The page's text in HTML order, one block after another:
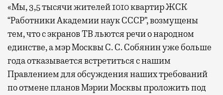
«Мы, 3,5 тысячи жителей 1010 квартир ЖСК
“Работники Академии наук СССР”, возмущены
тем, что с экранов ТВ льются речи о народном
единстве, а мэр Москвы С. С. Собянин уже больше
года отказывается встретиться с нашим
Правлением для обсуждения наших требований
по отмене планов Мэрии Москвы проложить под